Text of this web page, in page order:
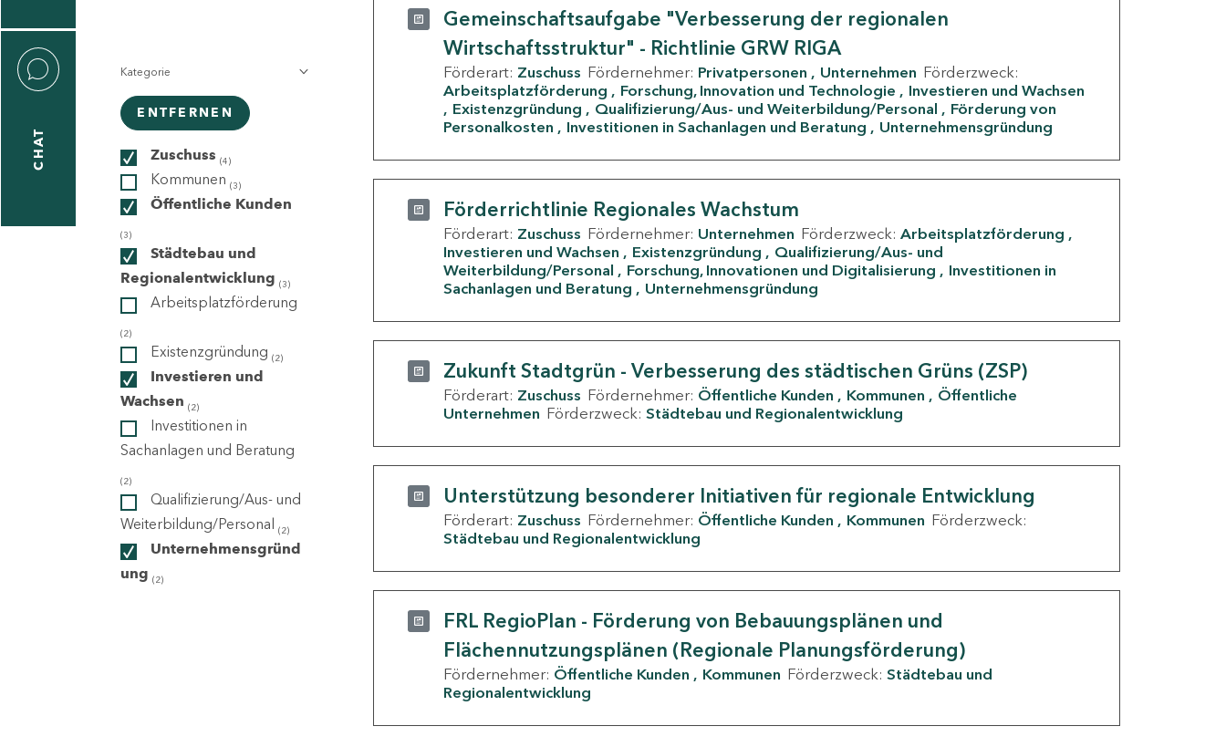
CHAT
Kategorie
ENTFERNEN
Zuschuss (4)
Kommunen (3)
Öffentliche Kunden
(3)
Städtebau und
Regionalentwicklung (3)
Arbeitsplatzförderung
(2)
Existenzgründung (2)
Investieren und
Wachsen (2)
Investitionen in
Sachanlagen und Beratung
(2)
Qualifizierung/Aus- und
Weiterbildung/Personal (2)
Unternehmensgründ
ung (2)
Gemeinschaftsaufgabe "Verbesserung der regionalen
Wirtschaftsstruktur" - Richtlinie GRW RIGA
Förderart: Zuschuss Fördernehmer: Privatpersonen Unternehmen Förderzweck:
Arbeitsplatzförderung
Forschung, Innovation und Technologie
Investieren und Wachsen
Existenzgründung
Qualifizierung/Aus- und Weiterbildung/Personal
Förderung von
Personalkosten
Investitionen in Sachanlagen und Beratung Unternehmensgründung
Förderrichtlinie Regionales Wachstum
Förderart: Zuschuss Fördernehmer: Unternehmen Förderzweck: Arbeitsplatzförderung
Investieren und Wachsen
Existenzgründung
Qualifizierung/Aus- und
Weiterbildung/Personal
Forschung, Innovationen und Digitalisierung
Investitionen in
Sachanlagen und Beratung
Unternehmensgründung
Zukunft Stadtgrün - Verbesserung des städtischen Grüns (ZSP)
Förderart: Zuschuss Fördernehmer: Öffentliche Kunden Kommunen
Öffentliche
Unternehmen Förderzweck: Städtebau und Regionalentwicklung
Unterstützung besonderer Initiativen für regionale Entwicklung
Förderart: Zuschuss Fördernehmer: Öffentliche Kunden Kommunen Förderzweck:
Städtebau und Regionalentwicklung
FRL RegioPlan - Förderung von Bebauungsplänen und
Flächennutzungsplänen (Regionale Planungsförderung)
Fördernehmer: Öffentliche Kunden Kommunen Förderzweck: Städtebau und
Regionalentwicklung